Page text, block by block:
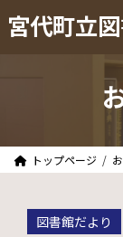
ン
プ
ビ
動
宮代町立
トップページ
図書館だより